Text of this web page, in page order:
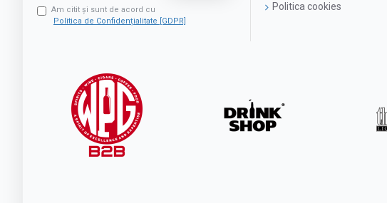
Am citit şi sunt de acord cu
Politica de Confidențialitate [GDPR]
Politica cookies